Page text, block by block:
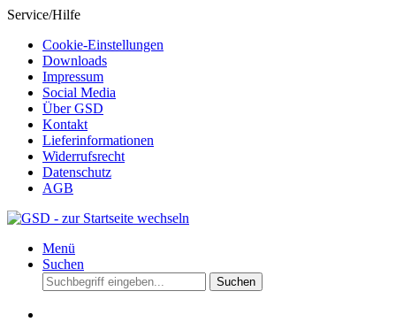
Service/Hilfe
Cookie-Einstellungen
Downloads
Impressum
Social Media
Über GSD
Kontakt
Lieferinformationen
Widerrufsrecht
Datenschutz
AGB
Menü
Suchen
Suchen